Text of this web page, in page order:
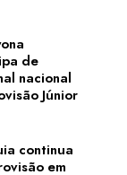
de
nacional
Júnior
continua
em